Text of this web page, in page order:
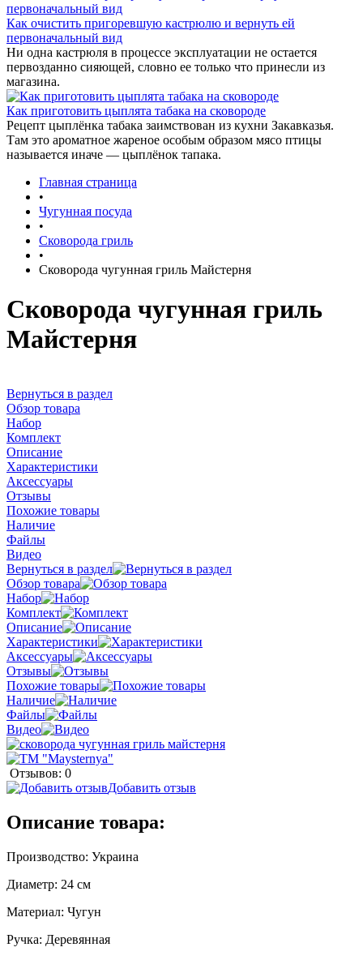
Как очистить пригоревшую кастрюлю и вернуть ей
первоначальный вид
Ни одна кастрюля в процессе эксплуатации не остается
первозданно сияющей, словно ее только что принесли из
магазина.
Как приготовить цыплята табака на сковороде
Рецепт цыплёнка табака заимствован из кухни Закавказья.
Там это ароматное жареное особым образом мясо птицы
называется иначе — цыплёнок тапака.
Главная страница
•
Чугунная посуда
•
Сковорода гриль
•
Сковорода чугунная гриль Майстерня
Сковорода чугунная гриль
Майстерня
Вернуться в раздел
Обзор товара
Набор
Комплект
Описание
Характеристики
Аксессуары
Отзывы
Похожие товары
Наличие
Файлы
Видео
Вернуться в раздел
Обзор товара
Набор
Комплект
Описание
Характеристики
Аксессуары
Отзывы
Похожие товары
Наличие
Файлы
Видео
Отзывов: 0
Добавить отзыв
Описание товара:
Производство: Украина
Диаметр: 24 см
Материал: Чугун
Ручка: Деревянная